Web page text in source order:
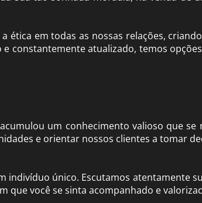
ética em todas as nossas relações,
constantemente atualizado, temos
um conhecimento valioso que
e orientar nossos clientes a tomar
indivíduo único. Escutamos atentamente
que você se sinta acompanhado e